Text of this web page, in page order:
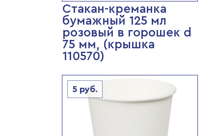
Стакан-креманка
бумажный 125 мл
розовый в горошек d
75 мм, (крышка
110570)
5руб.